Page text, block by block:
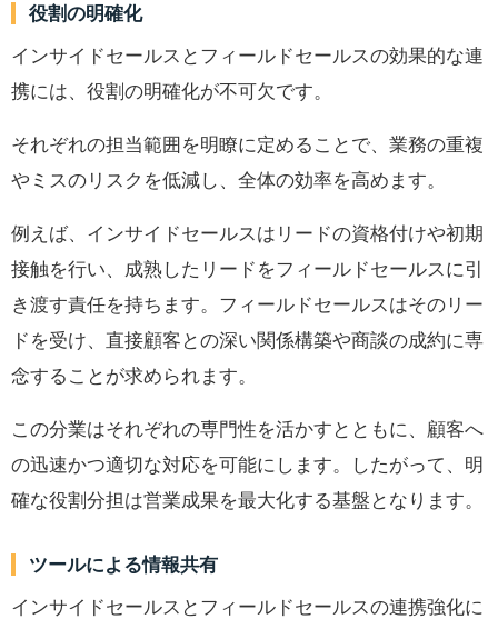
役割の明確化
インサイドセールスとフィールドセールスの効果的な連
携には、役割の明確化が不可欠です。
それぞれの担当範囲を明瞭に定めることで、業務の重複
やミスのリスクを低減し、全体の効率を高めます。
例えば、インサイドセールスはリードの資格付けや初期
接触を行い、成熟したリードをフィールドセールスに引
き渡す責任を持ちます。フィールドセールスはそのリー
ドを受け、直接顧客との深い関係構築や商談の成約に専
念することが求められます。
この分業はそれぞれの専門性を活かすとともに、顧客へ
の迅速かつ適切な対応を可能にします。したがって、明
確な役割分担は営業成果を最大化する基盤となります。
ツールによる情報共有
インサイドセールスとフィールドセールスの連携強化に